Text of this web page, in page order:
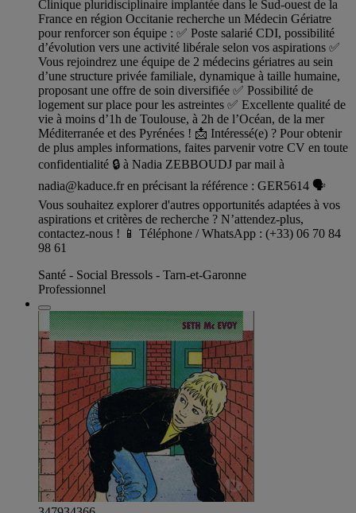
Clinique pluridisciplinaire implantée dans le Sud-ouest de la
France en région Occitanie recherche un Médecin Gériatre
pour renforcer son équipe : ✅ Poste salarié CDI, possibilité
d’évolution vers une activité libérale selon vos aspirations ✅
Vous rejoindrez une équipe de 2 médecins gériatres au sein
d’une structure privée familiale, dynamique à taille humaine,
proposant une offre de soin diversifiée ✅ Possibilité de
logement sur place pour les astreintes ✅ Excellente qualité de
vie à moins d’1h de Toulouse, à 2h de l’Océan, de la mer
Méditerranée et des Pyrénées ! 📩 Intéressé(e) ? Pour obtenir
de plus amples informations, faites parvenir votre CV en toute
confidentialité 🔒 à Nadia ZEBBOUDJ par mail à
nadia@kaduce.fren précisant la référence : GER5614 🗣️
Vous souhaitez explorer d'autres opportunités adaptées à vos
aspirations et critères de recherche ? N’attendez-plus,
contactez-nous ! 📱 Téléphone / WhatsApp : (+33) 06 70 84
98 61
Santé - Social Bressols - Tarn-et-Garonne
Professionnel